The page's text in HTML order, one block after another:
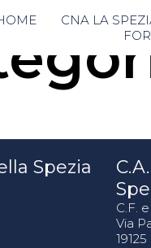
CNA LA
Spezia
C.F.
Via